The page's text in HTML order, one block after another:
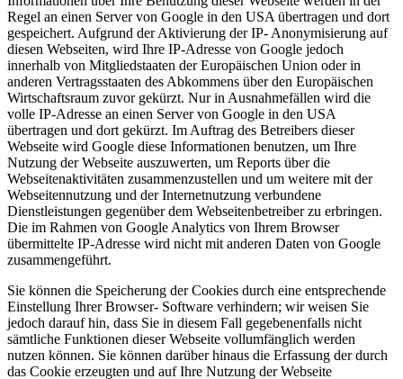
Regel an einen Server von Google in den USA übertragen und dort
gespeichert. Aufgrund der Aktivierung der IP- Anonymisierung auf
diesen Webseiten, wird Ihre IP-Adresse von Google jedoch
innerhalb von Mitgliedstaaten der Europäischen Union oder in
anderen Vertragsstaaten des Abkommens über den Europäischen
Wirtschaftsraum zuvor gekürzt. Nur in Ausnahmefällen wird die
volle IP-Adresse an einen Server von Google in den USA
übertragen und dort gekürzt. Im Auftrag des Betreibers dieser
Webseite wird Google diese Informationen benutzen, um Ihre
Nutzung der Webseite auszuwerten, um Reports über die
Webseitenaktivitäten zusammenzustellen und um weitere mit der
Webseitennutzung und der Internetnutzung verbundene
Dienstleistungen gegenüber dem Webseitenbetreiber zu erbringen.
Die im Rahmen von Google Analytics von Ihrem Browser
übermittelte IP-Adresse wird nicht mit anderen Daten von Google
zusammengeführt.
Sie können die Speicherung der Cookies durch eine entsprechende
Einstellung Ihrer Browser- Software verhindern; wir weisen Sie
jedoch darauf hin, dass Sie in diesem Fall gegebenenfalls nicht
sämtliche Funktionen dieser Webseite vollumfänglich werden
nutzen können. Sie können darüber hinaus die Erfassung der durch
das Cookie erzeugten und auf Ihre Nutzung der Webseite